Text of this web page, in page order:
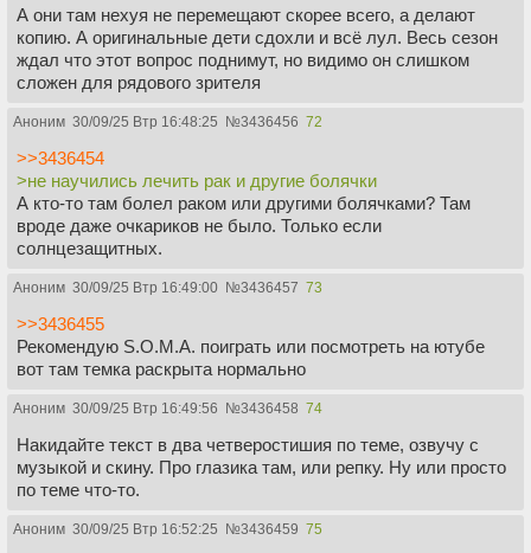
А они там нехуя не перемещают скорее всего, а делают
копию. А оригинальные дети сдохли и всё лул. Весь сезон
ждал что этот вопрос поднимут, но видимо он слишком
сложен для рядового зрителя
Аноним 30/09/25 Втр 16:48:25 №3436456 72
>>3436454
>не научились лечить рак и другие болячки
А кто-то там болел раком или другими болячками? Там
вроде даже очкариков не было. Только если
солнцезащитных.
Аноним 30/09/25 Втр 16:49:00 №3436457 73
>>3436455
Рекомендую S.O.M.A. поиграть или посмотреть на ютубе
вот там темка раскрыта нормально
Аноним 30/09/25 Втр 16:49:56 №3436458 74
Накидайте текст в два четверостишия по теме, озвучу с
музыкой и скину. Про глазика там, или репку. Ну или просто
по теме что-то.
Аноним 30/09/25 Втр 16:52:25 №3436459 75